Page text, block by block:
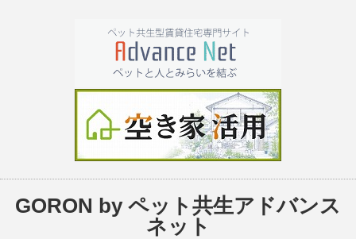
GORON by ペット共生アドバンス
ネット